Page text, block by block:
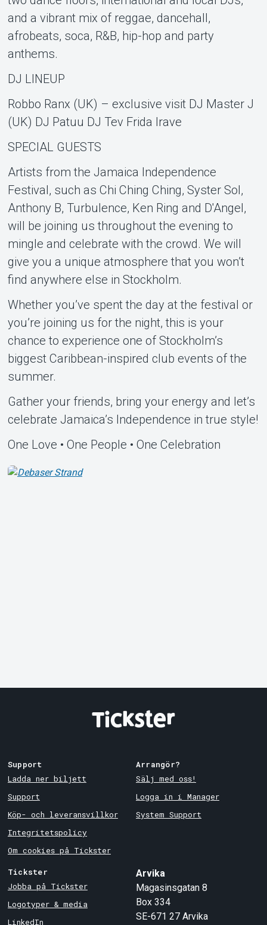
and a vibrant mix of reggae, dancehall,
afrobeats, soca, R&B, hip-hop and party
anthems.
DJ LINEUP
Robbo Ranx (UK) – exclusive visit DJ Master J
(UK) DJ Patuu DJ Tev Frida Irave
SPECIAL GUESTS
Artists from the Jamaica Independence
Festival, such as Chi Ching Ching, Syster Sol,
Anthony B, Turbulence, Ken Ring and D'Angel,
will be joining us throughout the evening to
mingle and celebrate with the crowd. We will
give you a unique atmosphere that you won’t
find anywhere else in Stockholm.
Whether you’ve spent the day at the festival or
you’re joining us for the night, this is your
chance to experience one of Stockholm’s
biggest Caribbean-inspired club events of the
summer.
Gather your friends, bring your energy and let’s
celebrate Jamaica’s Independence in true style!
One Love • One People • One Celebration
Support
Ladda ner biljett
Support
Köp- och leveransvillkor
Integritetspolicy
Om cookies på Tickster
Arrangör?
Sälj med oss!
Logga in i Manager
System Support
Tickster
Jobba på Tickster
Logotyper & media
LinkedIn
Arvika
Magasinsgatan 8
Box 334
SE-671 27 Arvika